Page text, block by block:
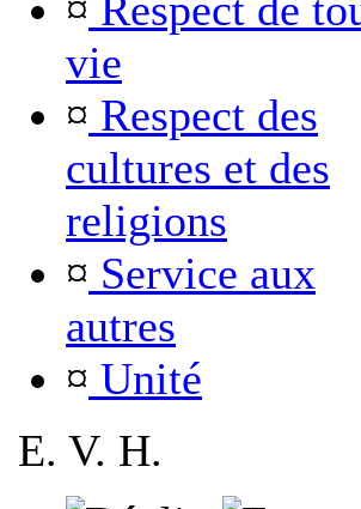
vie
¤ Respect des
cultures et des
religions
¤ Service aux
autres
¤ Unité
E. V. H.